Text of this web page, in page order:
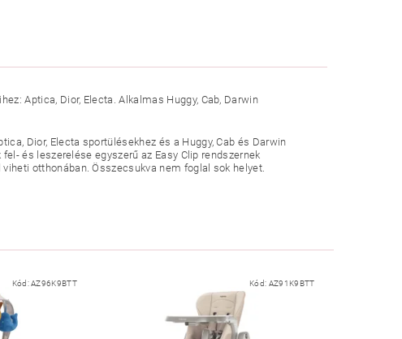
Aptica, Dior, Electa. Alkalmas Huggy, Cab, Darwin
Dior, Electa sportülésekhez és a Huggy, Cab és Darwin
és leszerelése egyszerű az Easy Clip rendszernek
otthonában. Összecsukva nem foglal sok helyet.
Kód:AZ96K9BTT Kód: AZ91K9BTT